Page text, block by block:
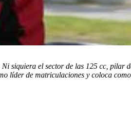
siquiera el sector de las 125 cc, pilar
líder de matriculaciones y coloca